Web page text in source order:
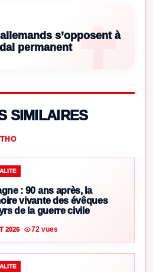
s’opposent à
permanent
SIMILAIRES
: 90 ans après, la
vivante des évêques
de la guerre civile
2026 72 vues